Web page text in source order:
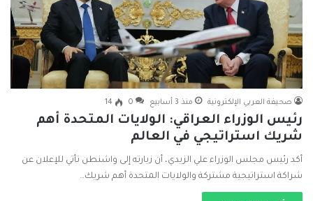
صحيفة العربي الإلكترونية منذ 3 أسابيع 0
14
رئيس الوزراء العراقي: الولايات المتحدة أهم
شريك استراتيجي في العالم
أكد رئيس مجلس الوزراء علي الزيدي، أن زيارته إلى واشنطن تأتي للإعلان عن
شراكة استراتيجية مشتركة والولايات المتحدة أهم شريك…